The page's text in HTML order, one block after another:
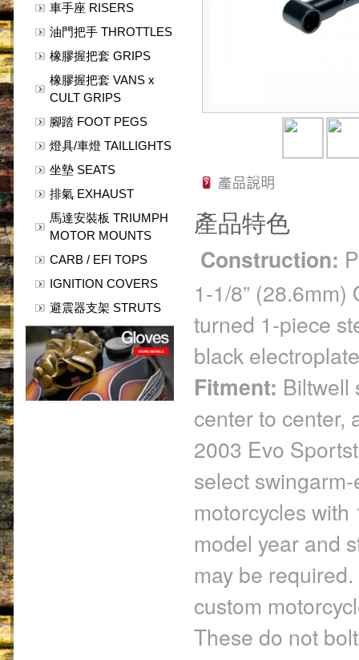
車手座 RISERS
油門把手 THROTTLES
橡膠握把套 GRIPS
橡膠握把套 VANS x
CULT GRIPS
腳踏 FOOT PEGS
燈具/車燈 TAILLIGHTS
坐墊 SEATS
排氣 EXHAUST
馬達安裝板 TRIUMPH
MOTOR MOUNTS
CARB / EFI TOPS
IGNITION COVERS
避震器支架 STRUTS
產品特色
Construction:
1-1/8”
turned 1-piece
black
Fitment: Biltwell
center to center,
2003 Evo
select
motorcycles
model year and
may be
custom
These do not